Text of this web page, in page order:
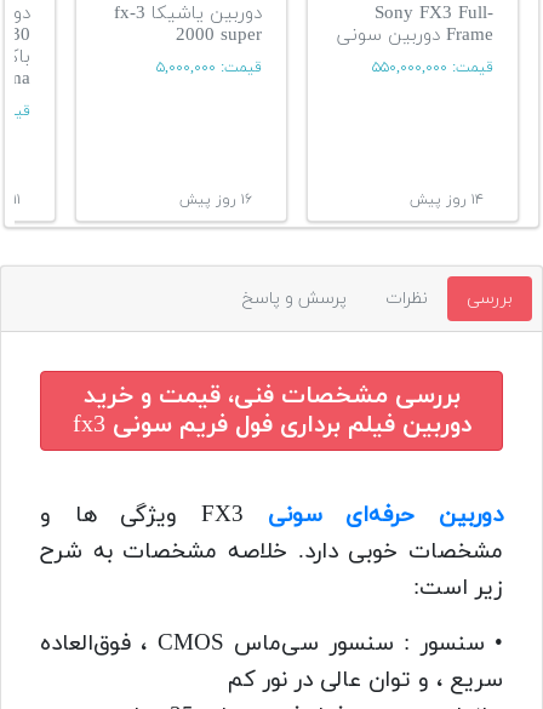
Sony FX3 Full-
Frame دوربین سونی
قیمت: ۵۵۰,۰۰۰,۰۰۰
۱۴ روز پیش
دوربین یاشیکا fx-3
2000 super
قیمت: ۵,۰۰۰,۰۰۰
۱۶ روز پیش ۱۱ ماه پیش
بررسی نظرات پرسش و پاسخ
بررسی مشخصات فنی، قیمت و خرید
دوربین فیلم برداری فول فریم سونی fx3
دوربین حرفه‌ای سونی
FX3 ویژگی ها و
مشخصات خوبی دارد. خلاصه مشخصات به شرح
زیر است:
• سنسور : سنسور سی‌ماس CMOS ، فوق‌العاده
سریع ، و توان عالی در نور کم